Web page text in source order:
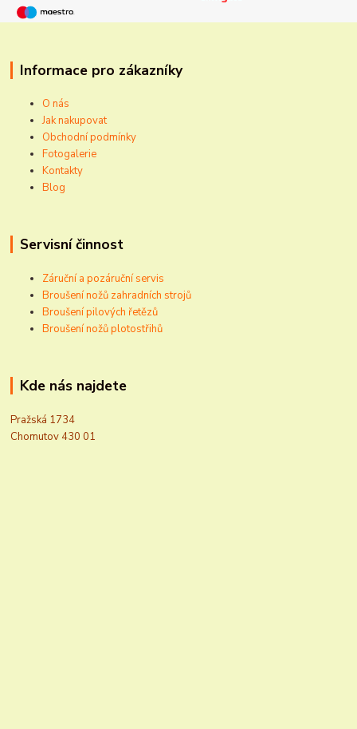
Informace pro zákazníky
O nás
Jak nakupovat
Obchodní podmínky
Fotogalerie
Kontakty
Blog
Servisní činnost
Záruční a pozáruční servis
Broušení nožů zahradních strojů
Broušení pilových řetězů
Broušení nožů plotostřihů
Kde nás najdete
Pražská 1734
Chomutov 430 01